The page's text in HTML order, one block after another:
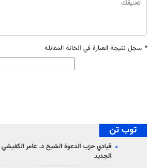
* سجل نتيجة العبارة في الخانة المقابلة
توب تن
قيادي حزب الدعوة الشيخ د. عامر الكفيشي
الجديد